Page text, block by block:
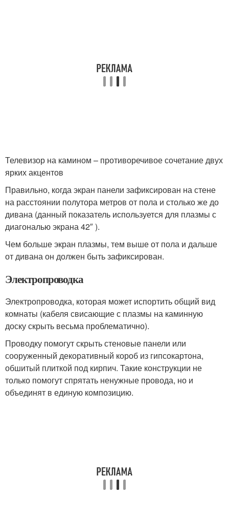
Телевизор на камином – противоречивое сочетание двух
ярких акцентов
Правильно, когда экран панели зафиксирован на стене
на расстоянии полутора метров от пола и столько же до
дивана (данный показатель используется для плазмы с
диагональю экрана 42″ ).
Чем больше экран плазмы, тем выше от пола и дальше
от дивана он должен быть зафиксирован.
Электропроводка
Электропроводка, которая может испортить общий вид
комнаты (кабеля свисающие с плазмы на каминную
доску скрыть весьма проблематично).
Проводку помогут скрыть стеновые панели или
сооруженный декоративный короб из гипсокартона,
обшитый плиткой под кирпич. Такие конструкции не
только помогут спрятать ненужные провода, но и
объединят в единую композицию.